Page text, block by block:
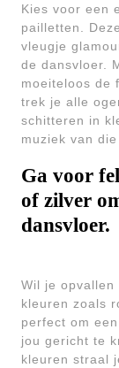
Kies voor een
pailletten.
vleugje
de dansvloer.
moeiteloos de
trek je alle
schitteren in
muziek van
Ga voor
of zilver
dansvloer.
Wil je opvallen
kleuren zoals
perfect om
jou gericht te
kleuren straal